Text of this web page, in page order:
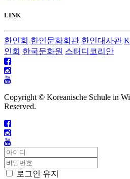
LINK
한인회 한인문화회관 한인대사관
인회 한국문화원 스터디코리안
Copyright © Koreanische Schule in
Reserved.
로그인 유지